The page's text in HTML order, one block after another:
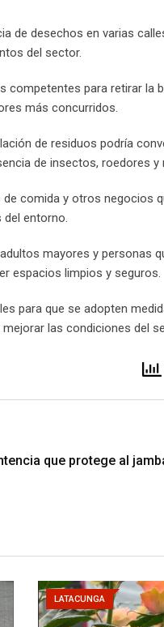
de desechos en varias
del sector.
competentes para retirar la
más concurridos.
de residuos podría
de insectos, roedores y
comida y otros negocios
del entorno.
mayores y personas
espacios limpios y seguros.
para que se adopten
las condiciones del
que protege al
LATACUNGA